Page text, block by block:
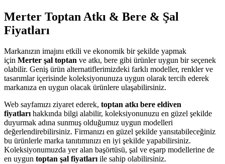
Merter Toptan Atkı & Bere & Şal
Fiyatları
Markanızın imajını etkili ve ekonomik bir şekilde yapmak
için Merter şal toptan ve atkı, bere gibi ürünler uygun bir seçenek
olabilir. Geniş ürün alternatiflerimizdeki farklı modeller, renkler ve
tasarımlar içerisinde koleksiyonunuza uygun olarak tercih ederek
markanıza en uygun olacak ürünlere ulaşabilirsiniz.
Web sayfamızı ziyaret ederek, toptan atkı bere eldiven
fiyatlarıhakkında bilgi alabilir, koleksiyonunuzu en güzel şekilde
duyurmak adına sunmuş olduğumuz uygun modelleri
değerlendirebilirsiniz. Firmanızı en güzel şekilde yansıtabileceğiniz
bu ürünlerle marka tanıtımınızı en iyi şekilde yapabilirsiniz.
Koleksiyonumuzda yer alan başörtüsü, şal ve eşarp modellerine de
en uygun toptan şal fiyatlarıile sahip olabilirsiniz.